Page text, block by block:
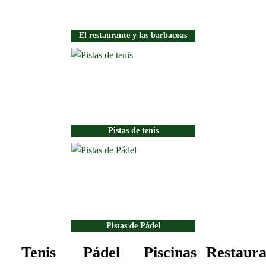
El restaurante y las barbacoas
Pistas de tenis
Pistas de Pádel
Tenis Pádel Piscinas